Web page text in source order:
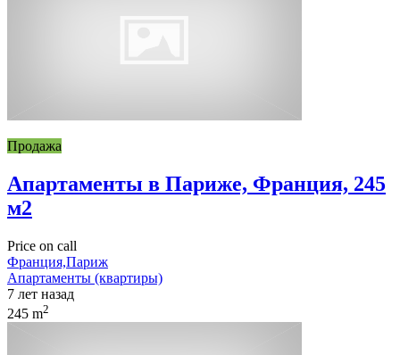
Продажа
Апартаменты в Париже, Франция, 245
м2
Price on call
Франция,Париж
Апартаменты (квартиры)
7 лет назад
245 m2